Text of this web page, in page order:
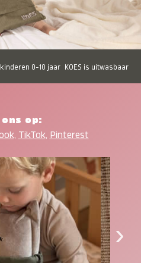
0-10 jaar KOES is uitwasbaar
ons op:
, TikTok, Pinterest
›